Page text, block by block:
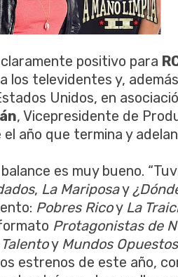
positivo para
los televidentes y,
Unidos, en
, Vicepresidente de
año que termina y
balance es muy bueno.
, La Mariposay
Pobres Ricoy La
Protagonistas de
y Mundos Opuestos
estrenos de este año,